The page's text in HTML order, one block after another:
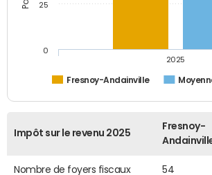
Fresnoy-Andainville
2025
0
25
Impôt sur le revenu 2025
Fresnoy-
Nombre de foyers fiscaux 54